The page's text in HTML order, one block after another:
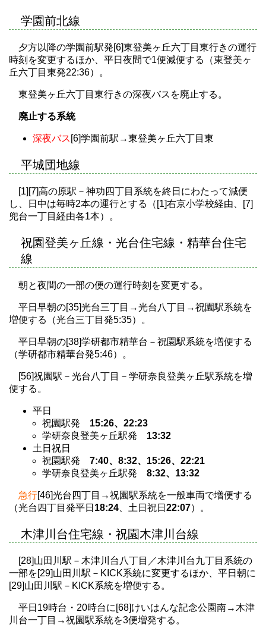
学園前北線
夕方以降の学園前駅発[6]東登美ヶ丘六丁目東行きの運行
時刻を変更するほか、平日夜間で1便減便する（東登美ヶ
丘六丁目東発22:36）。
東登美ヶ丘六丁目東行きの深夜バスを廃止する。
廃止する系統
深夜バス [6]学園前駅→東登美ヶ丘六丁目東
平城団地線
[1][7]高の原駅－神功四丁目系統を終日にわたって減便
し、日中は毎時2本の運行とする（[1]右京小学校経由、[7]
兜台一丁目経由各1本）。
祝園登美ヶ丘線・光台住宅線・精華台住宅
線
朝と夜間の一部の便の運行時刻を変更する。
平日早朝の[35]光台三丁目→光台八丁目→祝園駅系統を
増便する（光台三丁目発5:35）。
平日早朝の[38]学研都市精華台－祝園駅系統を増便する
（学研都市精華台発5:46）。
[56]祝園駅－光台八丁目－学研奈良登美ヶ丘駅系統を増
便する。
平日
祝園駅発 15:26、22:23
学研奈良登美ヶ丘駅発 13:32
土日祝日
祝園駅発 7:40、8:32、15:26、22:21
学研奈良登美ヶ丘駅発 8:32、13:32
急行[46]光台四丁目→祝園駅系統を一般車両で増便する
（光台四丁目発平日 18:24 、土日祝日 22:07）。
木津川台住宅線・祝園木津川台線
[28]山田川駅－木津川台八丁目／木津川台九丁目系統の
一部を[29]山田川駅－KICK系統に変更するほか、平日朝に
[29]山田川駅－KICK系統を増便する。
平日19時台・20時台に[68]けいはんな記念公園南→木津
川台一丁目→祝園駅系統を3便増発する。